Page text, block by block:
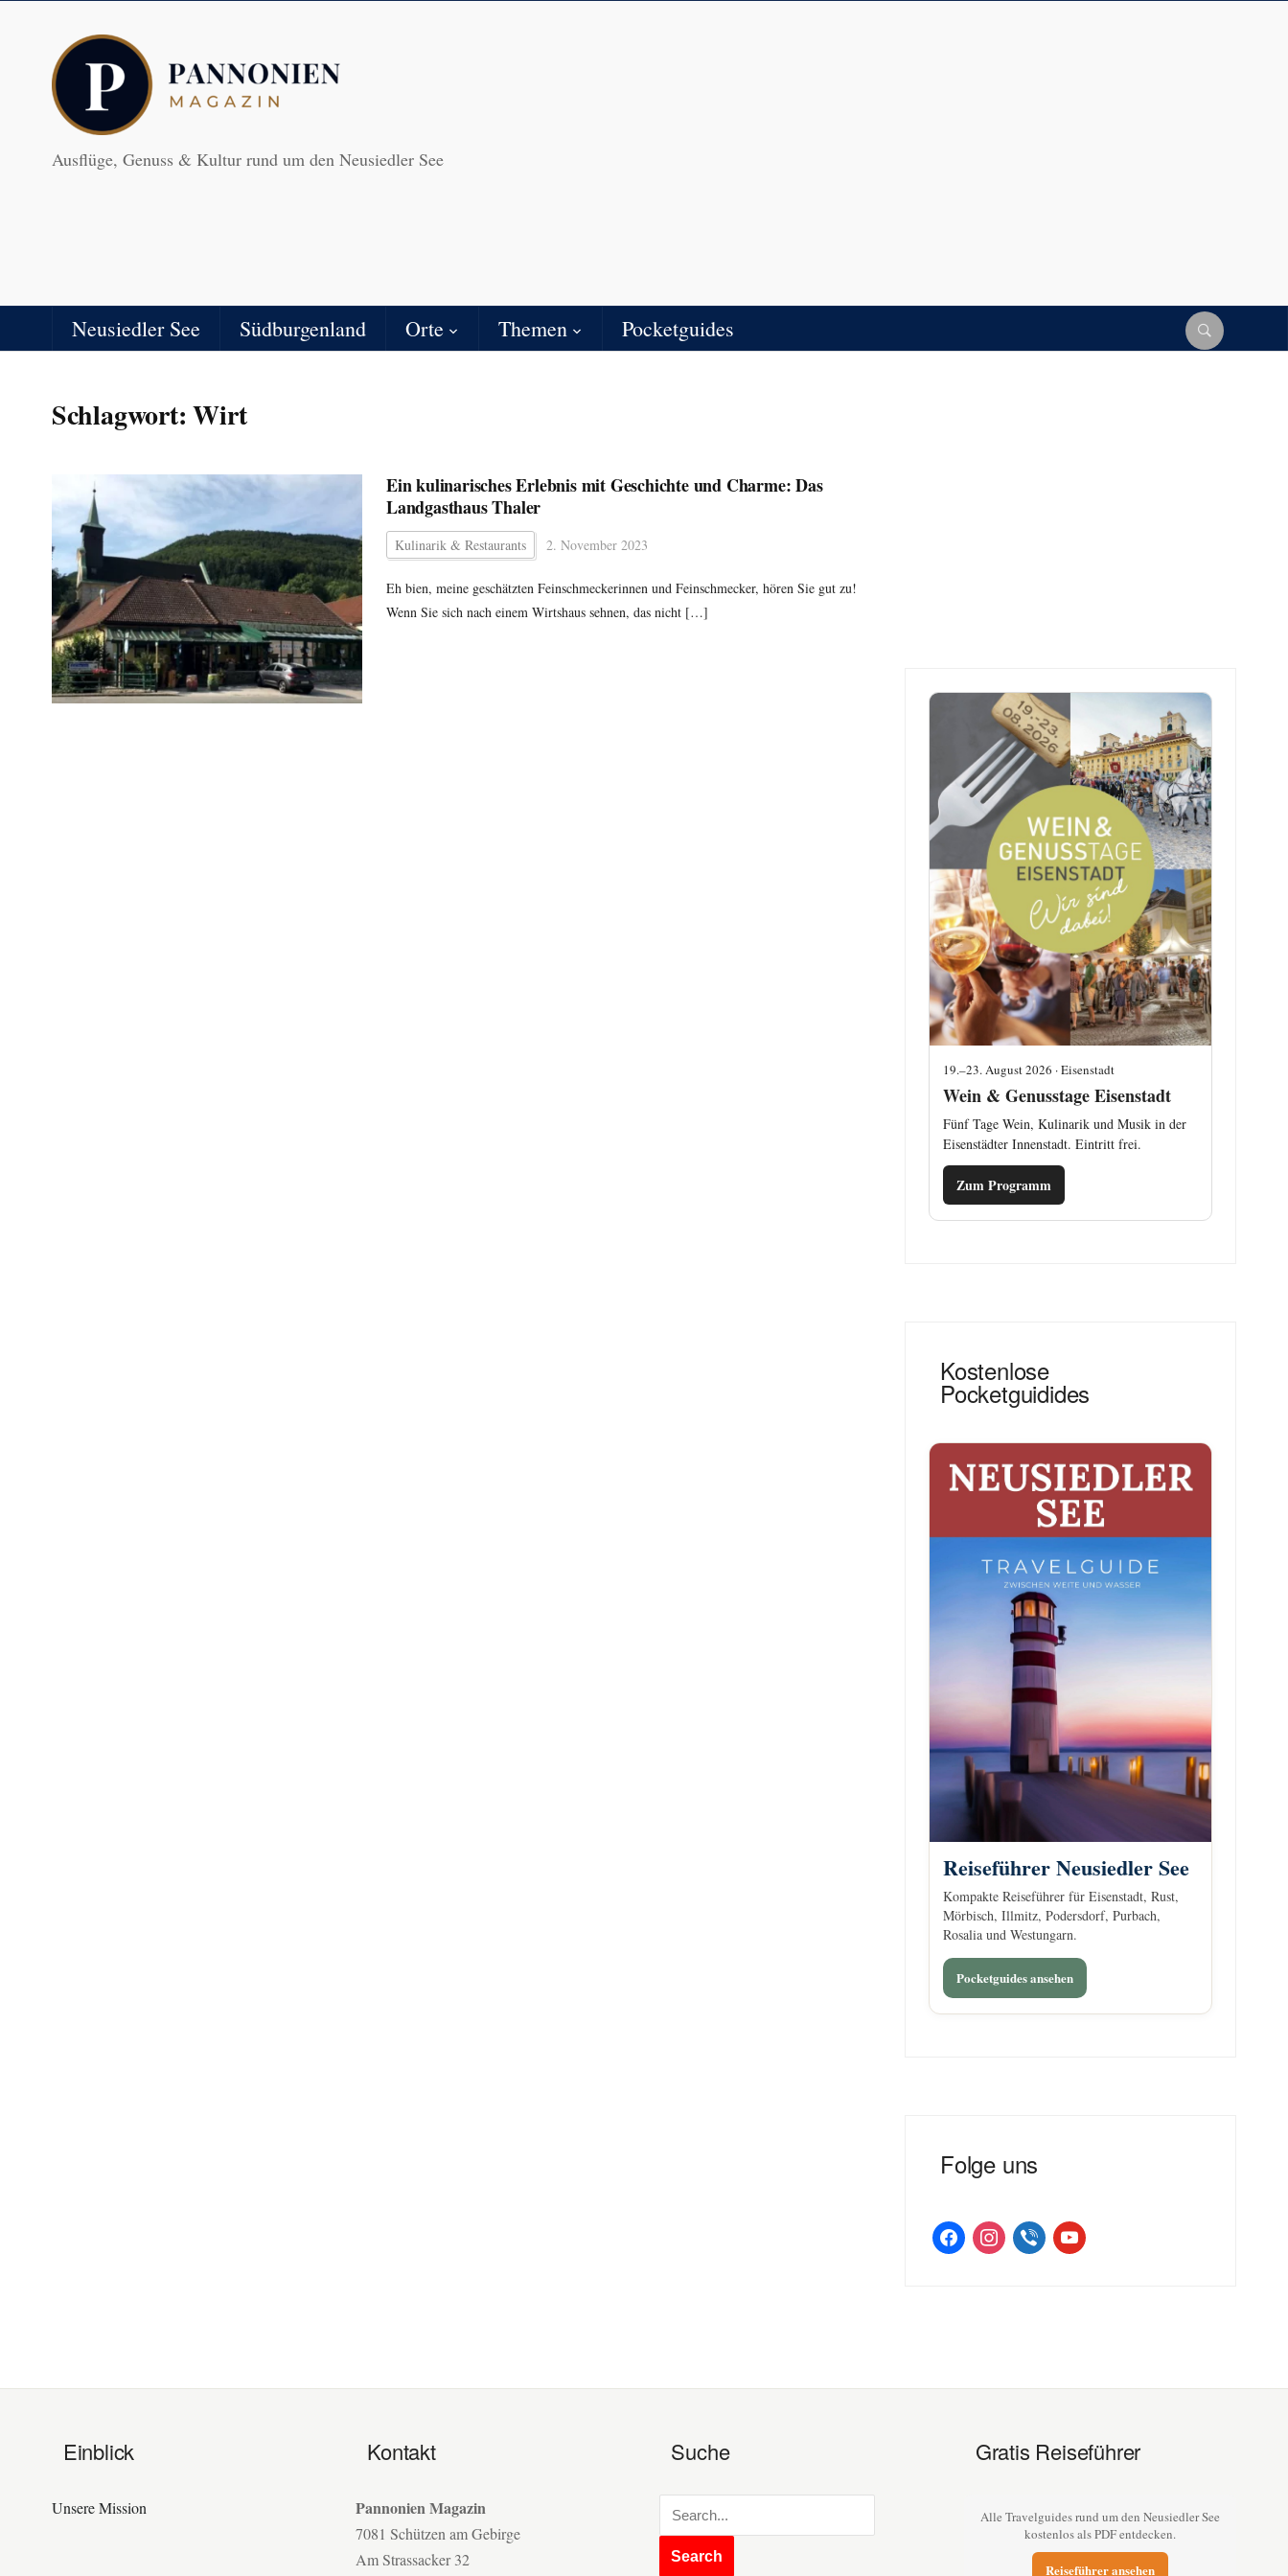
Ausflüge, Genuss & Kultur rund um den Neusiedler See
Neusiedler See Südburgenland Orte Themen Pocketguides
Schlagwort:Wirt
Ein kulinarisches Erlebnis mit Geschichte und Charme: Das
Landgasthaus Thaler
Kulinarik & Restaurants 2. November 2023
Eh bien, meine geschätzten Feinschmeckerinnen und Feinschmecker, hören Sie gut zu!
Wenn Sie sich nach einem Wirtshaus sehnen, das nicht […]
19.–23. August 2026 · Eisenstadt
Wein & Genusstage Eisenstadt
Fünf Tage Wein, Kulinarik und Musik in der
Eisenstädter Innenstadt. Eintritt frei.
Zum Programm
Kostenlose
Pocketguidides
Reiseführer Neusiedler See
Kompakte Reiseführer für Eisenstadt, Rust,
Mörbisch, Illmitz, Podersdorf, Purbach,
Rosalia und Westungarn.
Pocketguides ansehen
Folge uns
facebookinstagramviber youtube
Einblick
Unsere Mission
Kontakt
Pannonien Magazin
7081 Schützen am Gebirge
Am Strassacker 32
Suche Gratis Reiseführer
Alle Travelguides rund um den Neusiedler See
kostenlos als PDF entdecken.
Reiseführer ansehen